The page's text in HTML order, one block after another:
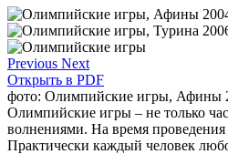
Previous Next
Открыть в PDF
фото: Олимпийские игры, Афины
Олимпийские игры – не только
волнениями. На время
Практически каждый человек